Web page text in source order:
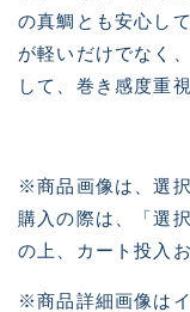
の真鯛とも安心し
が軽いだけでなく
して、巻き感度重
※商品画像は、選
購入の際は、「選
の上、カート投入
※商品詳細画像は